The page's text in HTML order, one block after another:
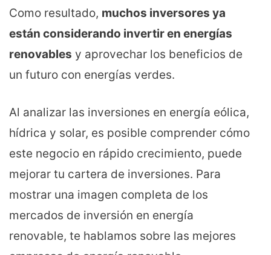
Como resultado, muchos inversores ya
están considerando invertir en energías
renovables y aprovechar los beneficios de
un futuro con energías verdes.
Al analizar las inversiones en energía eólica,
hídrica y solar, es posible comprender cómo
este negocio en rápido crecimiento, puede
mejorar tu cartera de inversiones. Para
mostrar una imagen completa de los
mercados de inversión en energía
renovable, te hablamos sobre las mejores